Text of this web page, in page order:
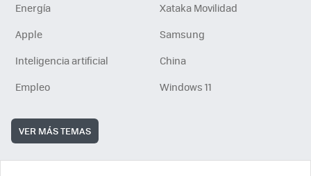
Energía
Xataka Movilidad
Apple
Samsung
Inteligencia artificial
China
Empleo
Windows 11
VER MÁS TEMAS